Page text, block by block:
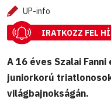
UP-info
IRATKOZZ FEL
A 16 éves Szalai
juniorkorú
világbajnokságán.